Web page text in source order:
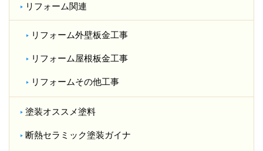
リフォーム関連
リフォーム外壁板金工事
リフォーム屋根板金工事
リフォームその他工事
塗装オススメ塗料
断熱セラミック塗装ガイナ